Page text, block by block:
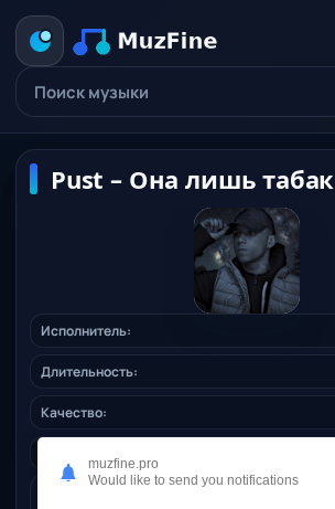
Pust – Она лишь табак
Исполнитель:
Длительность:
Качество:
muzfine.pro
Would like to send you notifications